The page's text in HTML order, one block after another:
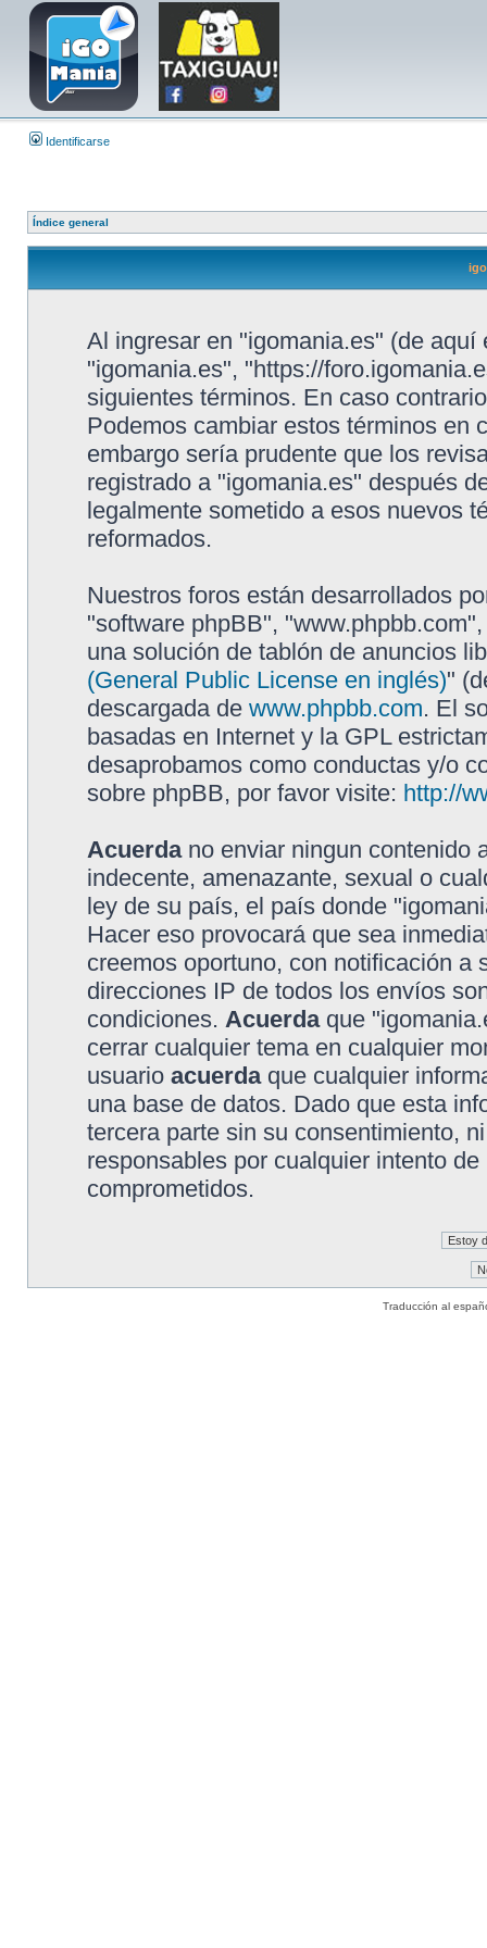
Identificarse
Índice general
Al ingresar en "igomania.es" (de
"igomania.es", "https://
siguientes términos. En caso
Podemos cambiar estos términos en
embargo sería prudente que los
registrado a "igomania.es" después
legalmente sometido a esos nuevos
reformados.
Nuestros foros están desarrollados
"software phpBB",
una solución de tablón de anuncios
(General Public License en inglés)"
descargada de www.phpbb.com. El
basadas en Internet y la GPL
desaprobamos como conductas y/o
sobre phpBB, por favor visite: http://
Acuerdano enviar ningun contenido
indecente, amenazante, sexual o
ley de su país, el país donde
Hacer eso provocará que sea
creemos oportuno, con notificación a
direcciones IP de todos los envíos
condiciones. Acuerdaque
cerrar cualquier tema en cualquier
usuario acuerdaque cualquier
una base de datos. Dado que esta
tercera parte sin su consentimiento,
responsables por cualquier intento
comprometidos.
Traducción al